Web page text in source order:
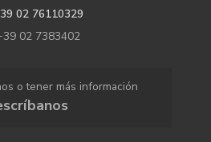
02 76110329
02 7383402
o tener más información